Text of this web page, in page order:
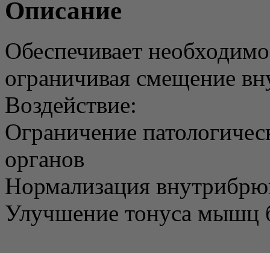
Описание
Обеспечивает
ограничивая смещение
Воздействие:
Ограничение
органов
Нормализация
Улучшение тонуса мышц